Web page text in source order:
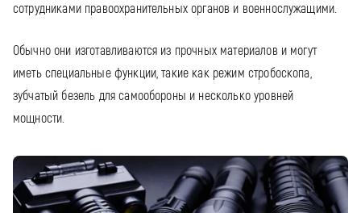
сотрудниками правоохранительных органов и военнослужащими.
Обычно они изготавливаются из прочных материалов и могут
иметь специальные функции, такие как режим стробоскопа,
зубчатый безель для самообороны и несколько уровней
мощности.